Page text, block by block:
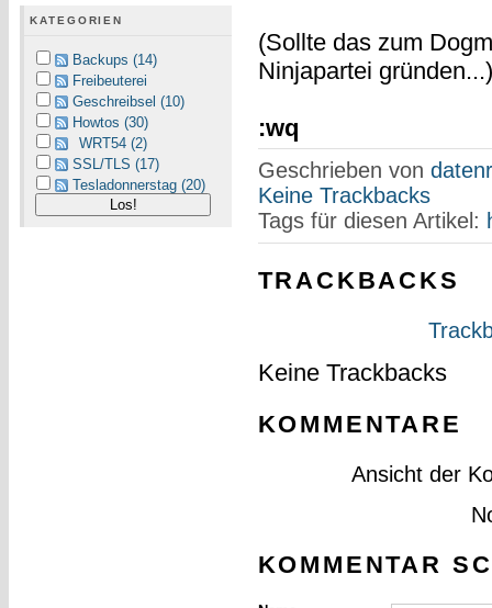
KATEGORIEN
Backups (14)
Freibeuterei
Geschreibsel (10)
Howtos (30)
WRT54 (2)
SSL/TLS (17)
Tesladonnerstag (20)
(Sollte das zum
Ninjapartei gründen...)
:wq
Geschrieben von
Keine Trackbacks
Tags für diesen Artikel:
TRACKBACKS
Keine Trackbacks
KOMMENTARE
Ansicht der
KOMMENTAR